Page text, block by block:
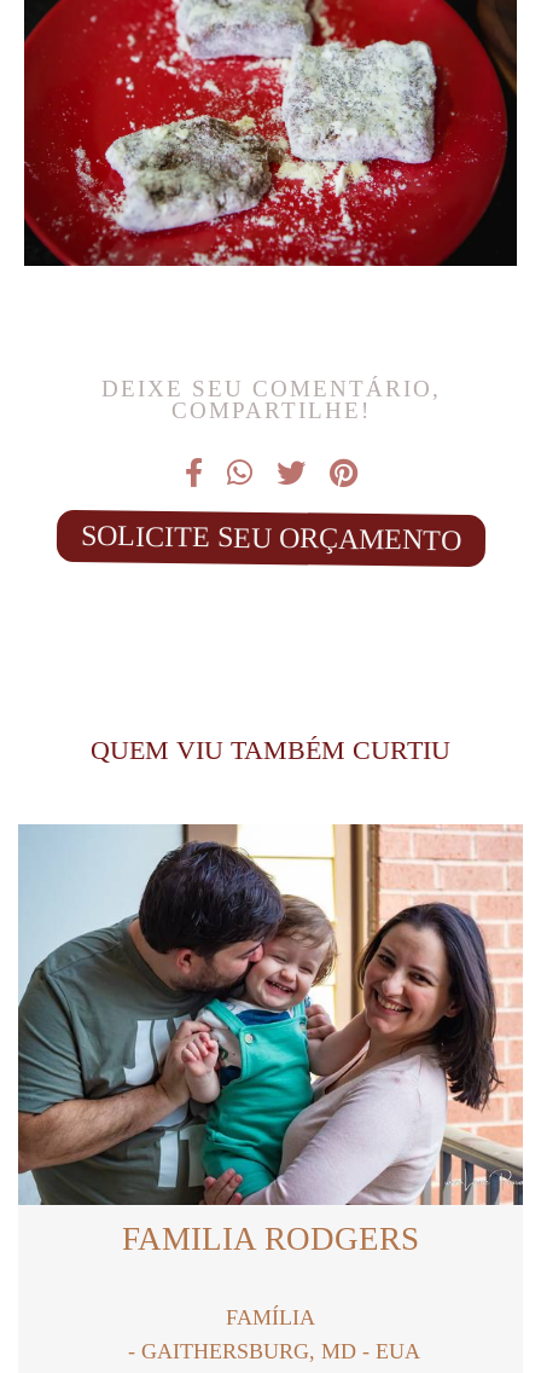
DEIXE SEU COMENTÁRIO,
COMPARTILHE!
SOLICITE SEU ORÇAMENTO
QUEM VIU TAMBÉM CURTIU
FAMILIA RODGERS
FAMÍLIA
GAITHERSBURG, MD - EUA